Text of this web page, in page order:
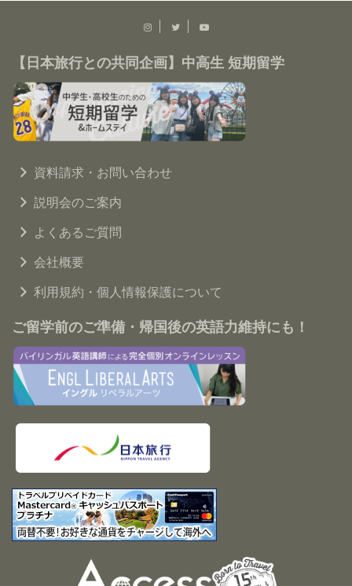
【日本旅行との共同企画】中高生 短期留学
資料請求・お問い合わせ
説明会のご案内
よくあるご質問
会社概要
利用規約・個人情報保護について
ご留学前のご準備・帰国後の英語力維持にも！